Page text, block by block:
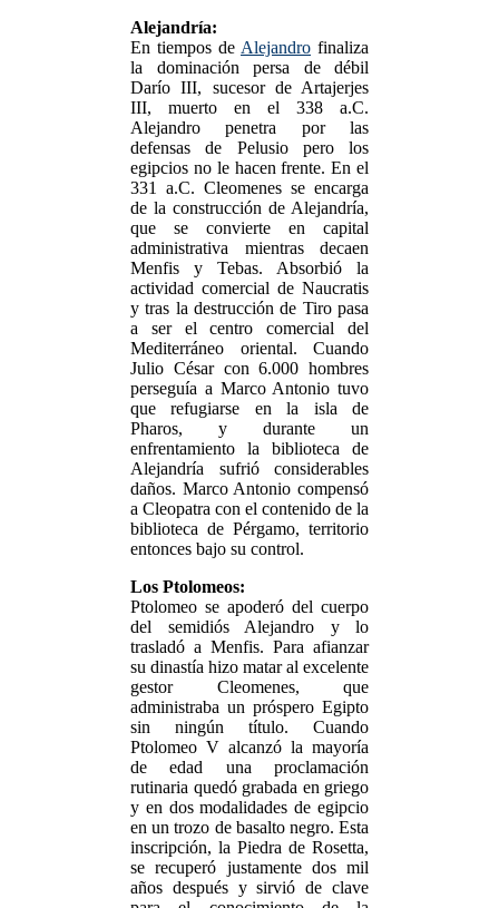
Alejandría:
En tiempos de Alejandro finaliza
la dominación persa de débil
Darío III, sucesor de Artajerjes
III, muerto en el 338 a.C.
Alejandro penetra por las
defensas de Pelusio pero los
egipcios no le hacen frente. En el
331 a.C. Cleomenes se encarga
de la construcción de Alejandría,
que se convierte en capital
administrativa mientras decaen
Menfis y Tebas. Absorbió la
actividad comercial de Naucratis
y tras la destrucción de Tiro pasa
a ser el centro comercial del
Mediterráneo oriental. Cuando
Julio César con 6.000 hombres
perseguía a Marco Antonio tuvo
que refugiarse en la isla de
Pharos, y durante un
enfrentamiento la biblioteca de
Alejandría sufrió considerables
daños. Marco Antonio compensó
a Cleopatra con el contenido de la
biblioteca de Pérgamo, territorio
entonces bajo su control.
Los Ptolomeos:
Ptolomeo se apoderó del cuerpo
del semidiós Alejandro y lo
trasladó a Menfis. Para afianzar
su dinastía hizo matar al excelente
gestor Cleomenes, que
administraba un próspero Egipto
sin ningún título. Cuando
Ptolomeo V alcanzó la mayoría
de edad una proclamación
rutinaria quedó grabada en griego
y en dos modalidades de egipcio
en un trozo de basalto negro. Esta
inscripción, la Piedra de Rosetta,
se recuperó justamente dos mil
años después y sirvió de clave